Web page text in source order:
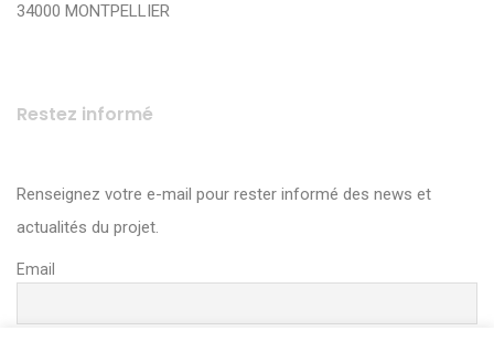
34000 MONTPELLIER
Restez informé
Renseignez votre e-mail pour rester informé des news et
actualités du projet.
Email